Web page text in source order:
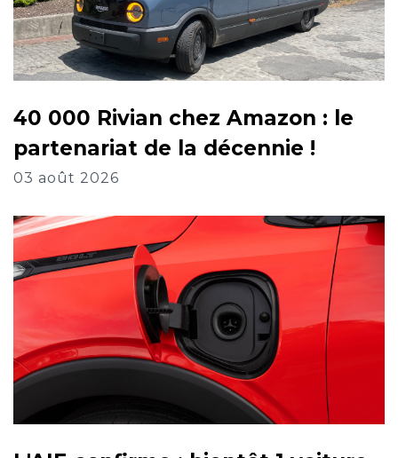
40 000 Rivian chez Amazon : le
partenariat de la décennie !
03 août 2026